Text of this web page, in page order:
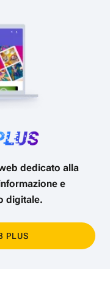
dedicato alla
e
digitale.
PLUS